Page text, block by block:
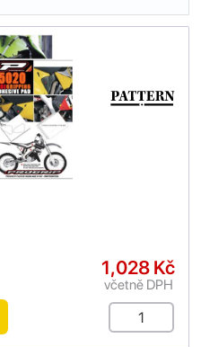
1,028 Kč
včetně DPH